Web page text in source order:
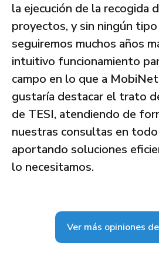
la ejecución de la recogida
proyectos, y sin ningún
seguiremos muchos años
intuitivo funcionamiento
campo en lo que a
gustaría destacar el trato
de TESI, atendiendo de
nuestras consultas en
aportando soluciones
lo necesitamos.
Ver más opiniones